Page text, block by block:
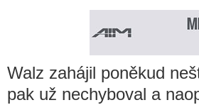
Walz zahájil poněkud
pak už nechyboval a